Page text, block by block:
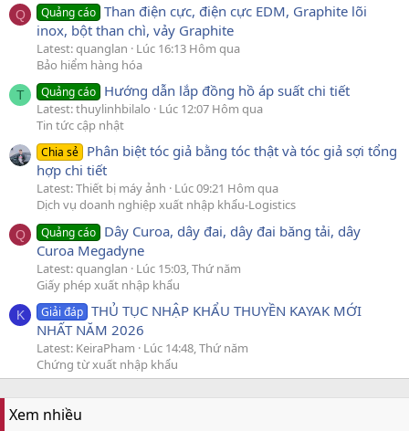
Q Quảng cáo Than điện cực, điện cực EDM, Graphite lõi
inox, bột than chì, vảy Graphite
Latest: quanglan
Lúc 16:13 Hôm qua
Bảo hiểm hàng hóa
T Quảng cáo Hướng dẫn lắp đồng hồ áp suất chi tiết
Latest: thuylinhbilalo
Lúc 12:07 Hôm qua
Tin tức cập nhật
Chia sẻ Phân biệt tóc giả bằng tóc thật và tóc giả sợi tổng
hợp chi tiết
Latest: Thiết bị máy ảnh
Lúc 09:21 Hôm qua
Dịch vụ doanh nghiệp xuất nhập khẩu-Logistics
Q Quảng cáo Dây Curoa, dây đai, dây đai băng tải, dây
Curoa Megadyne
Latest: quanglan
Lúc 15:03, Thứ năm
Giấy phép xuất nhập khẩu
K Giải đáp THỦ TỤC NHẬP KHẨU THUYỀN KAYAK MỚI
NHẤT NĂM 2026
Latest: KeiraPham
Lúc 14:48, Thứ năm
Chứng từ xuất nhập khẩu
Xem nhiều